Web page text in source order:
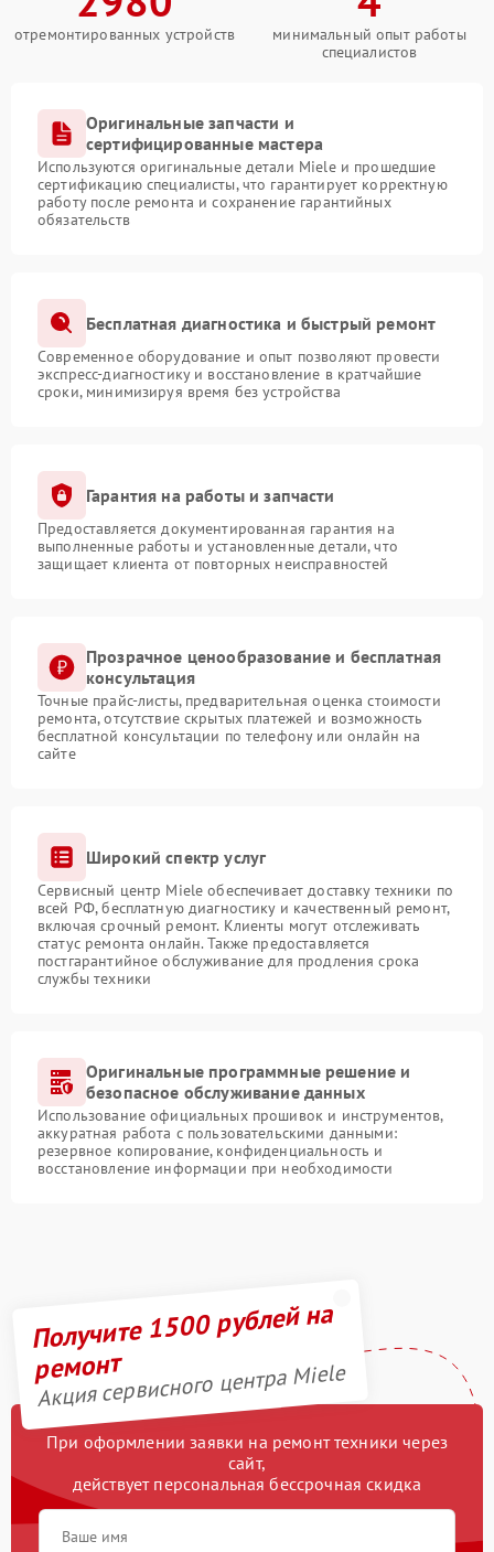
отремонтированных устройств
минимальный опыт работы
специалистов
Оригинальные запчасти и
сертифицированные мастера
Используются оригинальные детали Miele и прошедшие
сертификацию специалисты, что гарантирует корректную
работу после ремонта и сохранение гарантийных
обязательств
Бесплатная диагностика и быстрый ремонт
Современное оборудование и опыт позволяют провести
экспресс-диагностику и восстановление в кратчайшие
сроки, минимизируя время без устройства
Гарантия на работы и запчасти
Предоставляется документированная гарантия на
выполненные работы и установленные детали, что
защищает клиента от повторных неисправностей
Прозрачное ценообразование и бесплатная
консультация
Точные прайс-листы, предварительная оценка стоимости
ремонта, отсутствие скрытых платежей и возможность
бесплатной консультации по телефону или онлайн на
сайте
Широкий спектр услуг
Сервисный центр Miele обеспечивает доставку техники по
всей РФ, бесплатную диагностику и качественный ремонт,
включая срочный ремонт. Клиенты могут отслеживать
статус ремонта онлайн. Также предоставляется
постгарантийное обслуживание для продления срока
службы техники
Оригинальные программные решение и
безопасное обслуживание данных
Использование официальных прошивок и инструментов,
аккуратная работа с пользовательскими данными:
резервное копирование, конфиденциальность и
восстановление информации при необходимости
Получите 1500 рублей на
ремонт
Акция сервисного центра Miele
При оформлении заявки на ремонт техники через
сайт,
действует персональная бессрочная скидка